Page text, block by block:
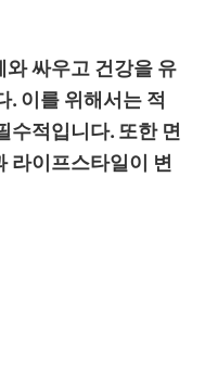
와 싸우고 건강을 유
. 이를 위해서는 적
수적입니다. 또한 면
라이프스타일이 변